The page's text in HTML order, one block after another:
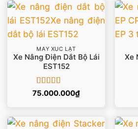
MÁY XÚC LẬT
Xe Nâng Điện Dắt Bộ Lái
EST152
Được xếp
5 sao
75.000.000₫
Xe